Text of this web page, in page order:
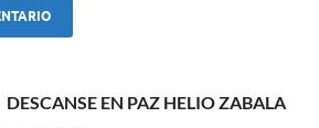
DESCANSE EN PAZ HELIO ZABALA